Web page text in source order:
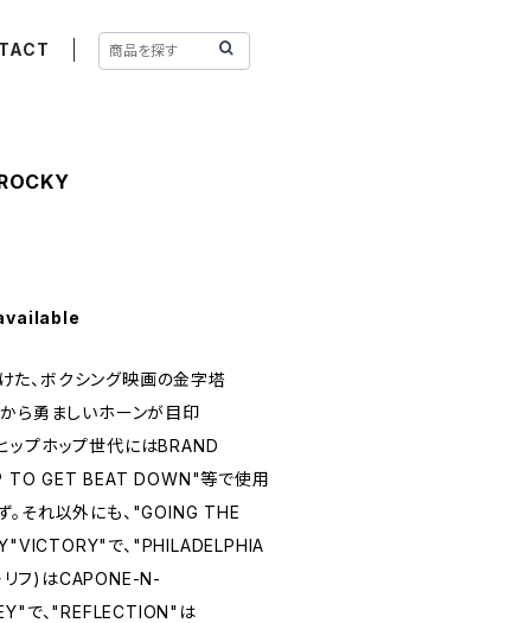
、ボクシング映画の金字塔
から勇ましいホーンが目印
プホップ世代にはBRAND
GET BEAT DOWN"等で使用
。それ以外にも、"GOING THE
で、"PHILADELPHIA
リフ)はCAPONE-N-
で、"REFLECTION"は